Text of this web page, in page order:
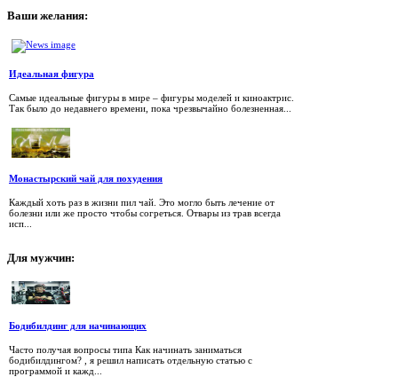
Ваши желания:
Идеальная фигура
Самые идеальные фигуры в мире – фигуры моделей и киноактрис.
Так было до недавнего времени, пока чрезвычайно болезненная...
Монастырский чай для похудения
Каждый хоть раз в жизни пил чай. Это могло быть лечение от
болезни или же просто чтобы согреться. Отвары из трав всегда
исп...
Для мужчин:
Бодибилдинг для начинающих
Часто получая вопросы типа Как начинать заниматься
бодибилдингом? , я решил написать отдельную статью с
программой и кажд...